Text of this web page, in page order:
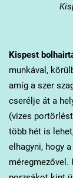
Kispest
munkával,
amíg a szer
cserélje át a
(vizes
több hét is
elhagyni, hogy
méregmezővel.